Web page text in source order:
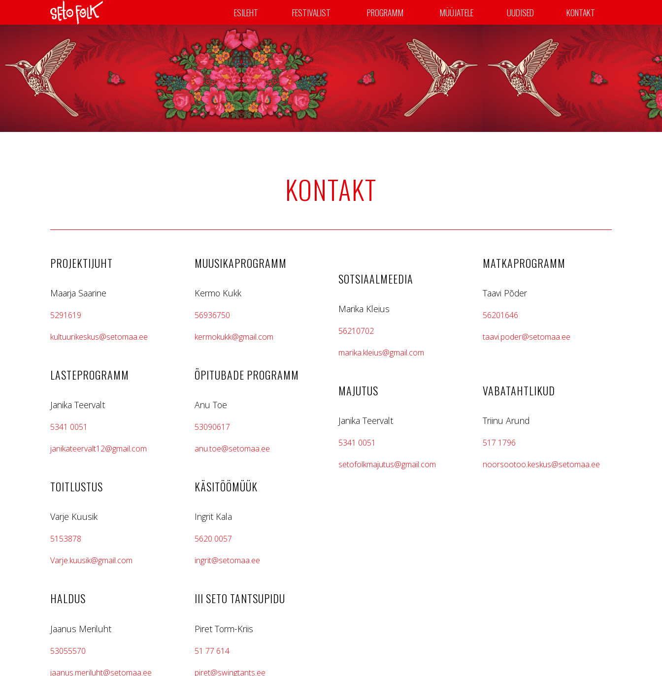
ESILEHT FESTIVALIST PROGRAMM MÜÜJATELE UUDISED KONTAKT
KONTAKT
PROJEKTIJUHT
Maarja Saarine
5291619
kultuurikeskus@setomaa.ee
LASTEPROGRAMM
Janika Teervalt
5341 0051
janikateervalt12@gmail.com
TOITLUSTUS
Varje Kuusik
5153878
Varje.kuusik@gmail.com
HALDUS
Jaanus Meriluht
53055570
jaanus.meriluht@setomaa.ee
MUUSIKAPROGRAMM
Kermo Kukk
56936750
kermokukk@gmail.com
ÕPITUBADE PROGRAMM
Anu Toe
53090617
anu.toe@setomaa.ee
KÄSITÖÖMÜÜK
Ingrit Kala
5620 0057
ingrit@setomaa.ee
III SETO TANTSUPIDU
Piret Torm-Kriis
51 77 614
piret@swingtants.ee
SOTSIAALMEEDIA
Marika Kleius
56210702
marika.kleius@gmail.com
MAJUTUS
Janika Teervalt
5341 0051
setofolkmajutus@gmail.com
MATKAPROGRAMM
Taavi Põder
56201646
taavi.poder@setomaa.ee
VABATAHTLIKUD
Triinu Arund
517 1796
noorsootoo.keskus@setomaa.ee